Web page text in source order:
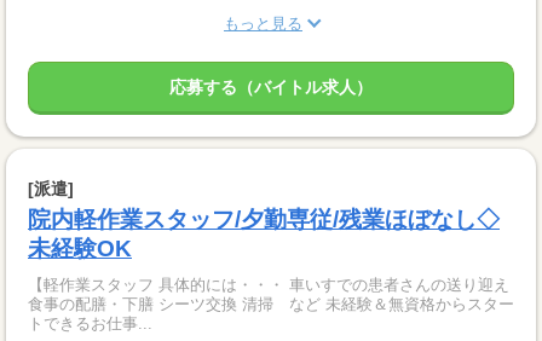
もっと見る
応募する（バイトル求人）
[派遣]
院内軽作業スタッフ/夕勤専従/残業ほぼなし◇
未経験OK
【軽作業スタッフ 具体的には・・・ 車いすでの患者さんの送り迎え
食事の配膳・下膳 シーツ交換 清掃 など 未経験＆無資格からスター
トできるお仕事...